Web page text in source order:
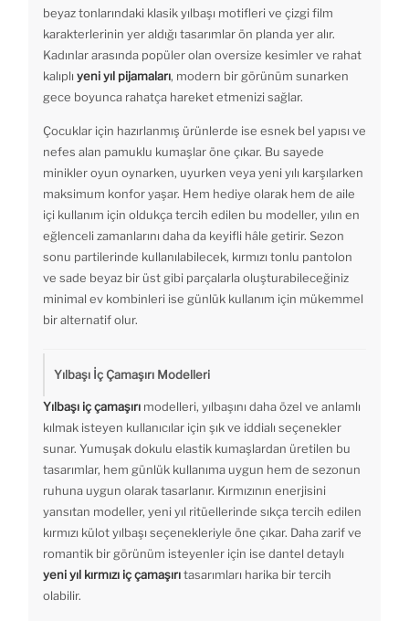
beyaz tonlarındaki klasik yılbaşı motifleri ve çizgi film
karakterlerinin yer aldığı tasarımlar ön planda yer alır.
Kadınlar arasında popüler olan oversize kesimler ve rahat
kalıplı yeni yıl pijamaları, modern bir görünüm sunarken
gece boyunca rahatça hareket etmenizi sağlar.
Çocuklar için hazırlanmış ürünlerde ise esnek bel yapısı ve
nefes alan pamuklu kumaşlar öne çıkar. Bu sayede
minikler oyun oynarken, uyurken veya yeni yılı karşılarken
maksimum konfor yaşar. Hem hediye olarak hem de aile
içi kullanım için oldukça tercih edilen bu modeller, yılın en
eğlenceli zamanlarını daha da keyifli hâle getirir. Sezon
sonu partilerinde kullanılabilecek, kırmızı tonlu pantolon
ve sade beyaz bir üst gibi parçalarla oluşturabileceğiniz
minimal ev kombinleri ise günlük kullanım için mükemmel
bir alternatif olur.
Yılbaşı İç Çamaşırı Modelleri
Yılbaşı iç çamaşırı modelleri, yılbaşını daha özel ve anlamlı
kılmak isteyen kullanıcılar için şık ve iddialı seçenekler
sunar. Yumuşak dokulu elastik kumaşlardan üretilen bu
tasarımlar, hem günlük kullanıma uygun hem de sezonun
ruhuna uygun olarak tasarlanır. Kırmızının enerjisini
yansıtan modeller, yeni yıl ritüellerinde sıkça tercih edilen
kırmızı külot yılbaşı seçenekleriyle öne çıkar. Daha zarif ve
romantik bir görünüm isteyenler için ise dantel detaylı
yeni yıl kırmızı iç çamaşırıtasarımları harika bir tercih
olabilir.